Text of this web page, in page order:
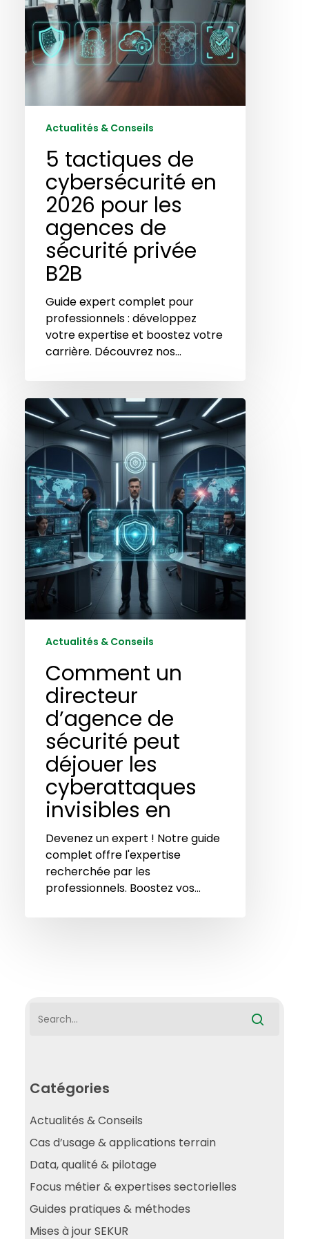
les
agences
de
sécurité
privée
Actualités & Conseils
5 tactiques de
cybersécurité en
2026 pour les
agences de
sécurité privée
B2B
Guide expert complet pour
professionnels : développez
votre expertise et boostez votre
carrière. Découvrez nos…
Comment
un
directeur
d’agence
de
sécurité
peut
déjouer
les
cyberattaques
invisibles
en
Actualités & Conseils
Comment un
directeur
d’agence de
sécurité peut
déjouer les
cyberattaques
invisibles en
Devenez un expert ! Notre guide
complet offre l'expertise
recherchée par les
professionnels. Boostez vos…
Catégories
Actualités & Conseils
Cas d’usage & applications terrain
Data, qualité & pilotage
Focus métier & expertises sectorielles
Guides pratiques & méthodes
Mises à jour SEKUR